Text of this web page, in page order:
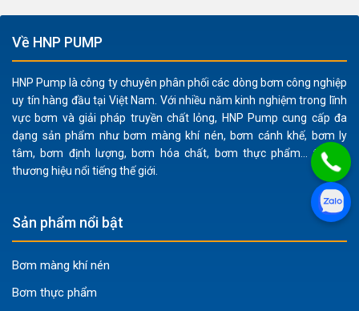
Về HNP PUMP
HNP Pump là công ty chuyên phân phối các dòng bơm công nghiệp
uy tín hàng đầu tại Việt Nam. Với nhiều năm kinh nghiệm trong lĩnh
vực bơm và giải pháp truyền chất lỏng, HNP Pump cung cấp đa
dạng sản phẩm như bơm màng khí nén, bơm cánh khế, bơm ly
tâm, bơm định lượng, bơm hóa chất, bơm thực phẩm... từ các
thương hiệu nổi tiếng thế giới.
Sản phẩm nổi bật
Bơm màng khí nén
Bơm thực phẩm